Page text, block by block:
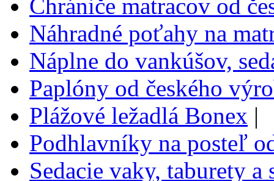
Chrániče matracov od
Náhradné poťahy na
Náplne do vankúšov,
Paplóny od českého
Plážové ležadlá Bonex |
Podhlavníky na posteľ
Sedacie vaky, taburety a